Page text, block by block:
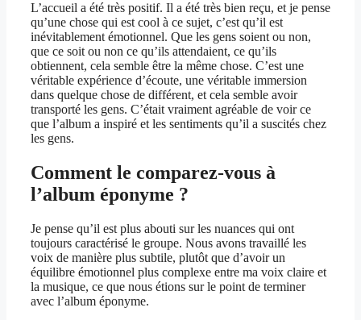
L’accueil a été très positif. Il a été très bien reçu, et je pense
qu’une chose qui est cool à ce sujet, c’est qu’il est
inévitablement émotionnel. Que les gens soient ou non,
que ce soit ou non ce qu’ils attendaient, ce qu’ils
obtiennent, cela semble être la même chose. C’est une
véritable expérience d’écoute, une véritable immersion
dans quelque chose de différent, et cela semble avoir
transporté les gens. C’était vraiment agréable de voir ce
que l’album a inspiré et les sentiments qu’il a suscités chez
les gens.
Comment le comparez-vous à
l’album éponyme ?
Je pense qu’il est plus abouti sur les nuances qui ont
toujours caractérisé le groupe. Nous avons travaillé les
voix de manière plus subtile, plutôt que d’avoir un
équilibre émotionnel plus complexe entre ma voix claire et
la musique, ce que nous étions sur le point de terminer
avec l’album éponyme.